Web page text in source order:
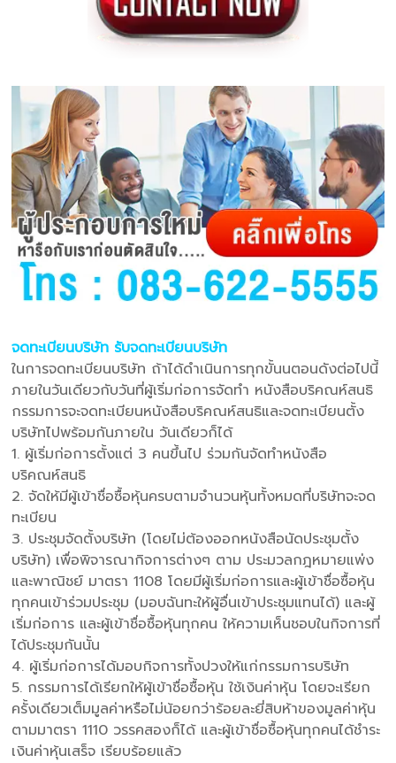
จดทะเบียนบริษัท รับจดทะเบียนบริษัท
ในการจดทะเบียนบริษัท ถ้าได้ดําเนินการทุกขั้นนตอนดังต่อไปนี้
ภายในวันเดียวกับวันที่ผู้เริ่มก่อการจัดทํา หนังสือบริคณห์สนธิ
กรรมการจะจดทะเบียนหนังสือบริคณห์สนธิและจดทะเบียนตั้ง
บริษัทไปพร้อมกันภายใน วันเดียวก็ได้
1. ผู้เริ่มก่อการตั้งแต่ 3 คนขึ้นไป ร่วมกันจัดทําหนังสือ
บริคณห์สนธิ
2. จัดให้มีผู้เข้าชื่อซื้อหุ้นครบตามจํานวนหุ้นทั้งหมดที่บริษัทจะจด
ทะเบียน
3. ประชุมจัดตั้งบริษัท (โดยไม่ต้องออกหนังสือนัดประชุมตั้ง
บริษัท) เพื่อพิจารณากิจการต่างๆ ตาม ประมวลกฎหมายแพ่ง
และพาณิชย์ มาตรา 1108 โดยมีผู้เริ่มก่อการและผู้เข้าชื่อซื้อหุ้น
ทุกคนเข้าร่วมประชุม (มอบฉันทะให้ผู้อื่นเข้าประชุมแทนได้) และผู้
เริ่มก่อการ และผู้เข้าชื่อซื้อหุ้นทุกคน ให้ความเห็นชอบในกิจการที่
ได้ประชุมกันนั้น
4. ผู้เริ่มก่อการได้มอบกิจการทั้งปวงให้แก่กรรมการบริษัท
5. กรรมการได้เรียกให้ผู้เข้าชื่อซื้อหุ้น ใช้เงินค่าหุ้น โดยจะเรียก
ครั้งเดียวเต็มมูลค่าหรือไม่น้อยกว่าร้อยละยี่สิบห้าของมูลค่าหุ้น
ตามมาตรา 1110 วรรคสองก็ได้ และผู้เข้าชื่อซื้อหุ้นทุกคนได้ชําระ
เงินค่าหุ้นเสร็จ เรียบร้อยแล้ว